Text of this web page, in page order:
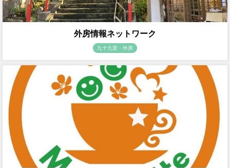
外房情報ネットワーク
九十九里・外房